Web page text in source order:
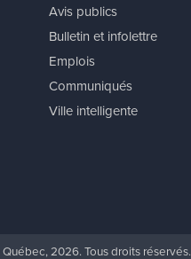
Avis publics
Bulletin et infolettre
Emplois
Communiqués
Ville intelligente
2026. Tous droits réservés.